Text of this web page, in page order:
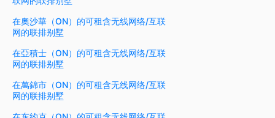
在奧沙華（ON）的可租含无线网络/互联
网的联排别墅
在亞積士（ON）的可租含无线网络/互联
网的联排别墅
在萬錦市（ON）的可租含无线网络/互联
网的联排别墅